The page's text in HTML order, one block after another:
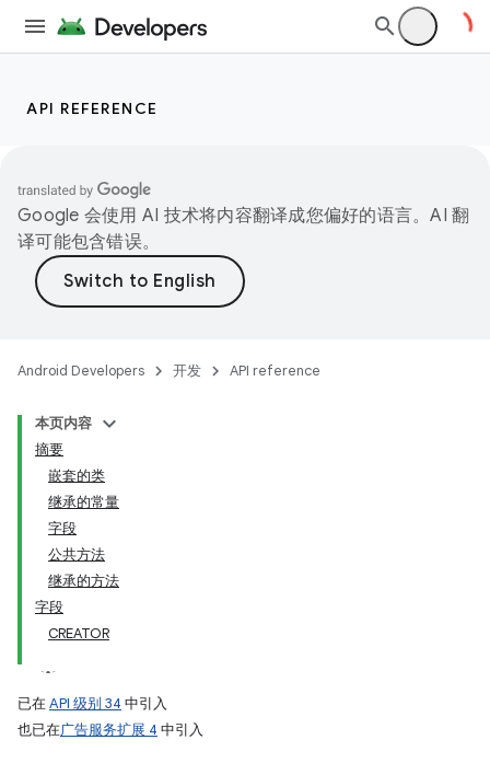
API REFERENCE
Google 会使用 AI 技术将内容翻译成您偏好的语言。AI 翻
译可能包含错误。
Android Developers 开发 API reference
本页内容
摘要
嵌套的类
继承的常量
字段
公共方法
继承的方法
字段
CREATOR
已在API 级别 34 中引入
也已在广告服务扩展 4 中引入